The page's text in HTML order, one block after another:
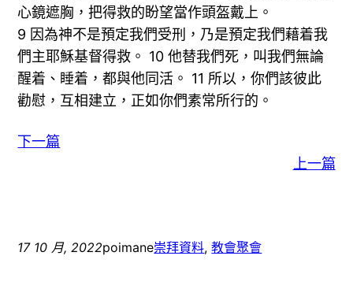
心鏡遮胸，把得救的盼望當作頭盔戴上。
9 因為神不是預定我們受刑，乃是預定我們藉着我
們主耶穌基督得救。 10 他替我們死，叫我們無論
醒着、睡着，都與他同活。 11 所以，你們該彼此
勸慰，互相建立，正如你們素常所行的。
下一篇
上一篇
17 10 月, 2022poimane崇拜資料, 教會聚會